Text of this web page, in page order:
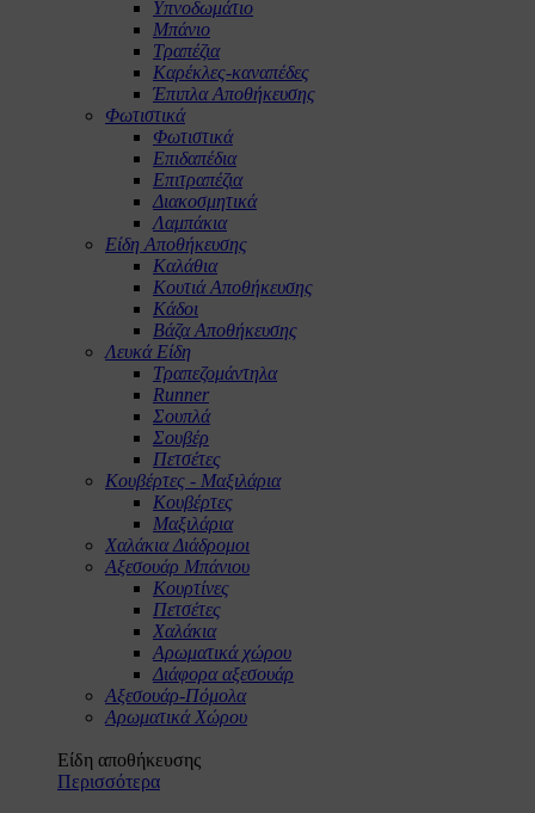
Υπνοδωμάτιο
Μπάνιο
Τραπέζια
Καρέκλες-καναπέδες
Έπιπλα Αποθήκευσης
Φωτιστικά
Φωτιστικά
Επιδαπέδια
Επιτραπέζια
Διακοσμητικά
Λαμπάκια
Είδη Αποθήκευσης
Καλάθια
Κουτιά Αποθήκευσης
Κάδοι
Βάζα Αποθήκευσης
Λευκά Είδη
Τραπεζομάντηλα
Runner
Σουπλά
Σουβέρ
Πετσέτες
Κουβέρτες - Μαξιλάρια
Κουβέρτες
Μαξιλάρια
Χαλάκια Διάδρομοι
Αξεσουάρ Μπάνιου
Κουρτίνες
Πετσέτες
Χαλάκια
Αρωματικά χώρου
Διάφορα αξεσουάρ
Αξεσουάρ-Πόμολα
Αρωματικά Χώρου
Είδη αποθήκευσης
Περισσότερα